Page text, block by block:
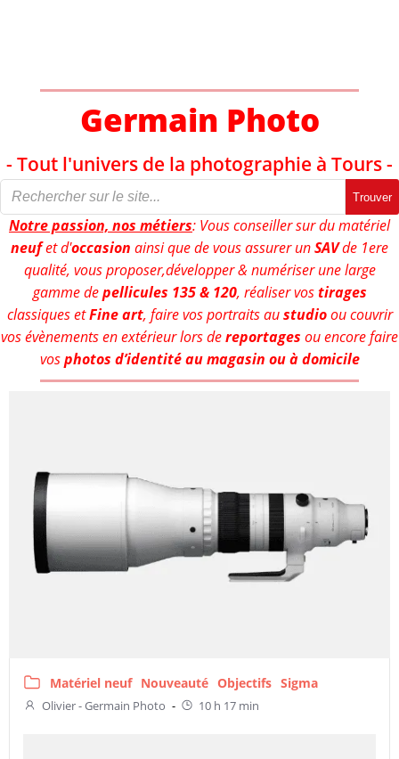
Germain Photo
- Tout l'univers de la photographie à Tours -
Trouver
Notre passion, nos métiers: Vous conseiller sur du matériel
neufet d'occasion ainsi que de vous assurer unSAVde 1ere
qualité, vous proposer,développer & numériser une large
gamme depellicules 135 & 120, réaliser vostirages
classiques etFine art, faire vos portraits austudioou couvrir
vos évènements en extérieur lors dereportages ou encore faire
vosphotos d’identité au magasin ou à domicile
Matériel neuf Nouveauté Objectifs Sigma
Olivier - Germain Photo - 10 h 17 min